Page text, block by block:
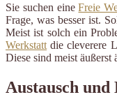
Sie suchen eineFreie
Frage, was besser ist.
Meist ist solch ein
Werkstatt die cleverere
Diese sind meist
Austausch